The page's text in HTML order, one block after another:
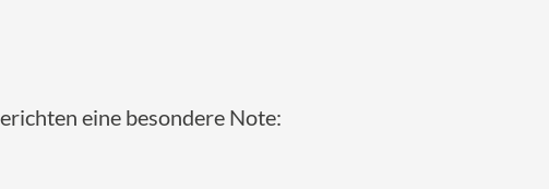
eine besondere Note: